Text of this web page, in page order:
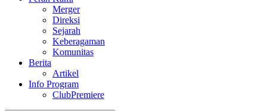
Merger
Direksi
Sejarah
Keberagaman
Komunitas
Berita
Artikel
Info Program
ClubPremiere